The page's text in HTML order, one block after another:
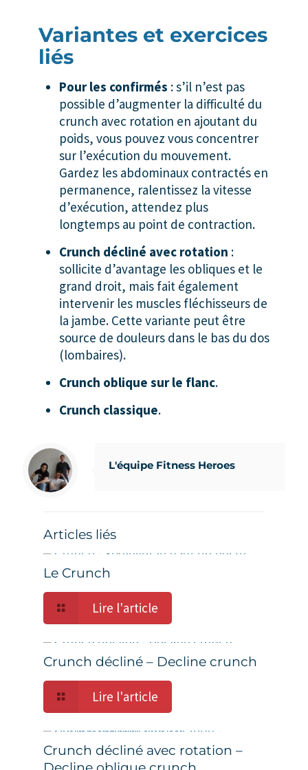
Variantes et exercices
liés
Pour les confirmés : s’il n’est pas
possible d’augmenter la difficulté du
crunch avec rotation en ajoutant du
poids, vous pouvez vous concentrer
sur l’exécution du mouvement.
Gardez les abdominaux contractés en
permanence, ralentissez la vitesse
d’exécution, attendez plus
longtemps au point de contraction.
Crunch décliné avec rotation :
sollicite d’avantage les obliques et le
grand droit, mais fait également
intervenir les muscles fléchisseurs de
la jambe. Cette variante peut être
source de douleurs dans le bas du dos
(lombaires).
Crunch oblique sur le flanc.
Crunch classique.
L'équipe Fitness Heroes
Articles liés
Le Crunch
Lire l'article
Crunch décliné – Decline crunch
Lire l'article
Crunch décliné avec rotation –